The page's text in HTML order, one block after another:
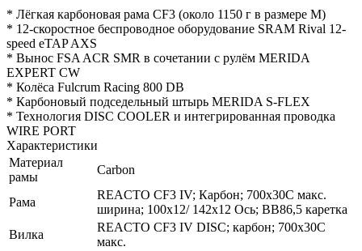
* Лёгкая карбоновая рама CF3 (около 1150 г в размере М)
* 12-скоростное беспроводное оборудование SRAM Rival 12-
speed eTAP AXS
* Вынос FSA ACR SMR в сочетании с рулём MERIDA
EXPERT CW
* Колёса Fulcrum Racing 800 DB
* Карбоновый подседельный штырь MERIDA S-FLEX
* Технология DISC COOLER и интегрированная проводка
WIRE PORT
Характеристики
Материал
рамы
Carbon
Рама
REACTO CF3 IV; Карбон; 700x30C макс.
ширина; 100x12/ 142x12 Ось; BB86,5 каретка
Вилка
REACTO CF3 IV DISC; карбон; 700x30C
макс.